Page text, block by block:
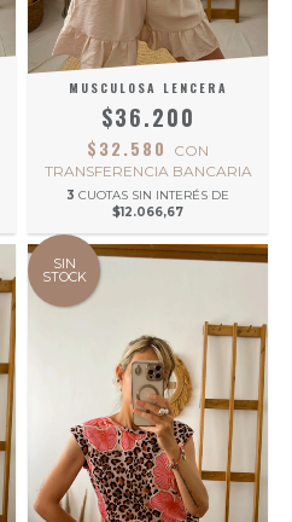
MUSCULOSA LENCERA
$36.200
$32.580
CON
TRANSFERENCIA BANCARIA
3 CUOTAS SIN INTERÉS DE
$12.066,67
SIN
STOCK